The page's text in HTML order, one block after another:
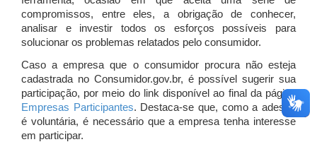
compromissos, entre eles, a obrigação de conhecer,
analisar e investir todos os esforços possíveis para
solucionar os problemas relatados pelo consumidor.
Caso a empresa que o consumidor procura não esteja
cadastrada no Consumidor.gov.br, é possível sugerir sua
participação, por meio do link disponível ao final da página
Empresas Participantes. Destaca-se que, como a adesão
é voluntária, é necessário que a empresa tenha interesse
em participar.